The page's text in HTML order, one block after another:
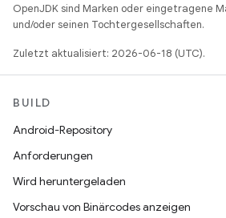
OpenJDK sind Marken oder eingetragene
und/oder seinen Tochtergesellschaften.
Zuletzt aktualisiert: 2026-06-18 (UTC).
BUILD
Android-Repository
Anforderungen
Wird heruntergeladen
Vorschau von Binärcodes anzeigen